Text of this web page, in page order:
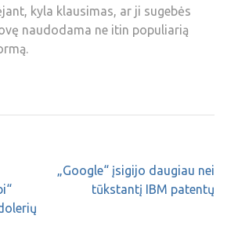
kyla klausimas, ar ji sugebės
naudodama ne itin populiarią
„Google“ įsigijo daugiau nei
tūkstantį IBM patentų